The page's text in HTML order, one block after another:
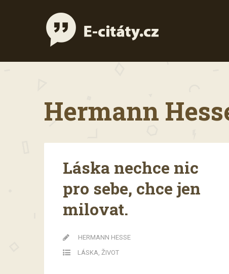
Hermann
Láska nechce nic
pro sebe, chce jen
milovat.
HERMANN HESSE
LÁSKA ŽIVOT